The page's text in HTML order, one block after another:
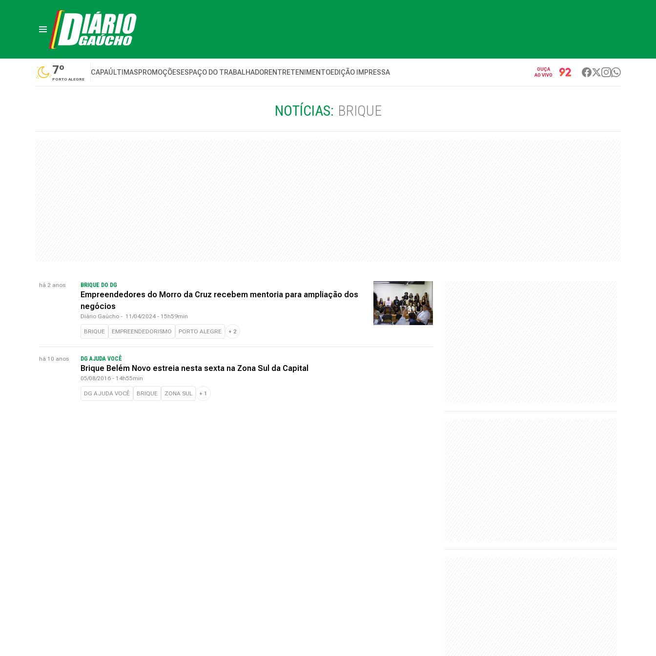
7º
PORTO ALEGRE
CAPAÚLTIMASPROMOÇÕESESPAÇO DO TRABALHADORENTRETENIMENTOEDIÇÃO IMPRESSA
OUÇA
AO VIVO
NOTÍCIAS: BRIQUE
há 2 anos BRIQUE DO DG
Empreendedores do Morro da Cruz recebem mentoria para ampliação dos
negócios
Diário Gaúcho - 11/04/2024 - 15h59min
BRIQUE EMPREENDEDORISMO PORTO ALEGRE + 2
há 10 anos DG AJUDA VOCÊ
Brique Belém Novo estreia nesta sexta na Zona Sul da Capital
05/08/2016 - 14h55min
DG AJUDA VOCÊ BRIQUE ZONA SUL + 1